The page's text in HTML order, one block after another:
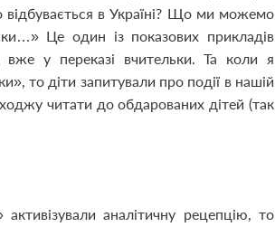
відбувається в Україні? Що ми можемо
Це один із показових прикладів
вже у переказі вчительки. Та коли я
то діти запитували про події в нашій
читати до обдарованих дітей (так
аналітичну рецепцію, то